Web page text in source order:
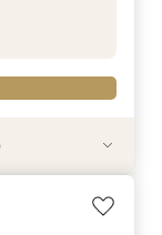
りたい事優先★
感動チャペル
聖堂×貸切
30万＆来館最大
比較♪無料試食付
☆人気演出